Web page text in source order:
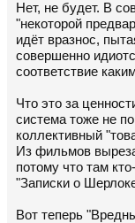
Нет, не будет. В
"некоторой
идёт вразнос,
совершенно
соответствие
Что это за
система тоже не
коллективный
Из фильмов
потому что там
"Записки о
Вот теперь